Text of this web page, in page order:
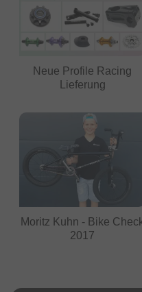
Neue Profile Racing
Lieferung
Moritz Kuhn - Bike
2017